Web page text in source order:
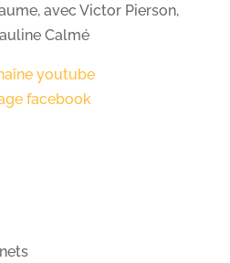
avec Victor Pierson,
Calmé
youtube
facebook